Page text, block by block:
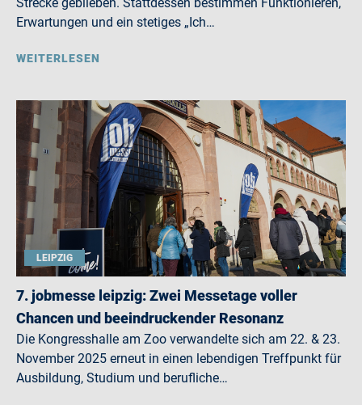
Erwartungen und ein stetiges „Ich…
WEITERLESEN
LEIPZIG
7. jobmesse leipzig: Zwei Messetage voller
Chancen und beeindruckender Resonanz
Die Kongresshalle am Zoo verwandelte sich am 22. & 23.
November 2025 erneut in einen lebendigen Treffpunkt für
Ausbildung, Studium und berufliche…